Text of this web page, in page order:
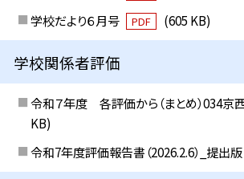
学校だより６月号
PDF (605 KB)
学校関係者評価
令和７年度 各評価から（まとめ）034京
KB)
令和7年度評価報告書（2026.2.6）_提出版